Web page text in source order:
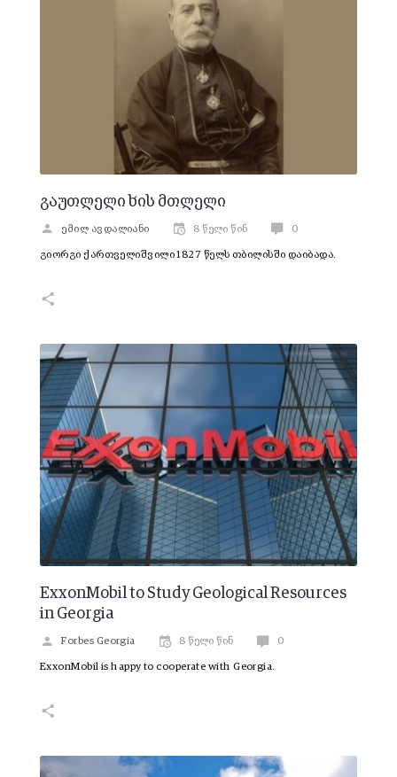
გაუთლელი ხის მთლელი
ემილ ავდალიანი 8 წელი წინ 0
გიორგი ქართველიშვილი 1827 წელს თბილისში დაიბადა.
ExxonMobil to Study Geological Resources
in Georgia
Forbes Georgia 8 წელი წინ 0
ExxonMobil is happy to cooperate with Georgia.